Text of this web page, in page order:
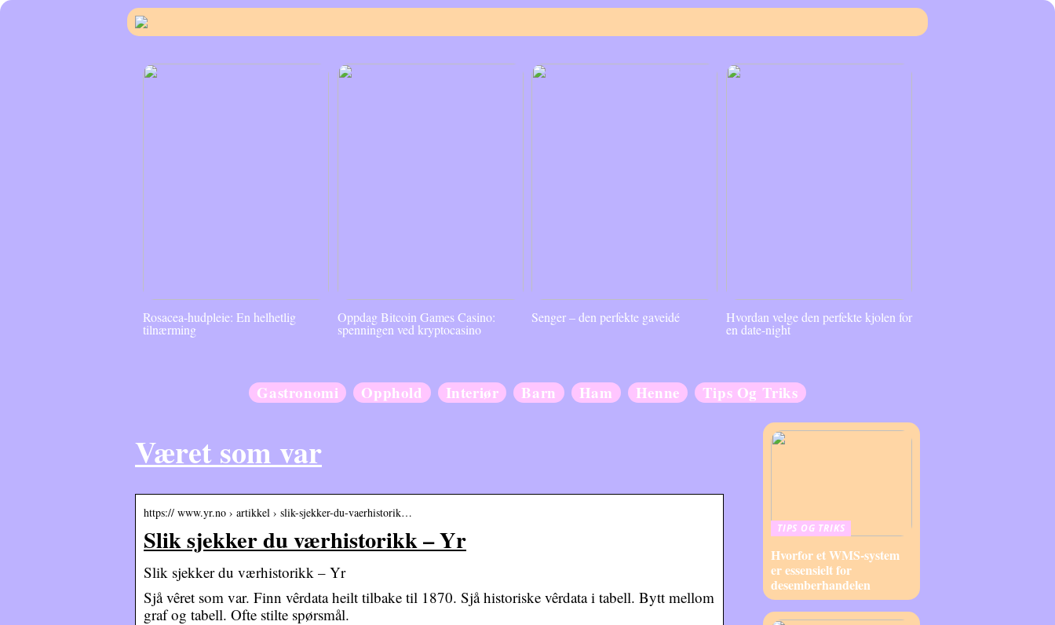
Rosacea-hudpleie: En helhetlig
tilnærming
Oppdag Bitcoin Games Casino:
spenningen ved kryptocasino
Senger – den perfekte gaveidé Hvordan velge den perfekte kjolen for
en date-night
Gastronomi Opphold Interiør Barn Ham Henne Tips Og Triks
Været som var
https:// www.yr.no › artikkel › slik-sjekker-du-vaerhistorik…
Slik sjekker du værhistorikk – Yr
Slik sjekker du værhistorikk – Yr
Sjå vêret som var. Finn vêrdata heilt tilbake til 1870. Sjå historiske vêrdata i tabell. Bytt mellom
graf og tabell. Ofte stilte spørsmål.
TIPS OG TRIKS
Hvorfor et WMS-system
er essensielt for
desemberhandelen